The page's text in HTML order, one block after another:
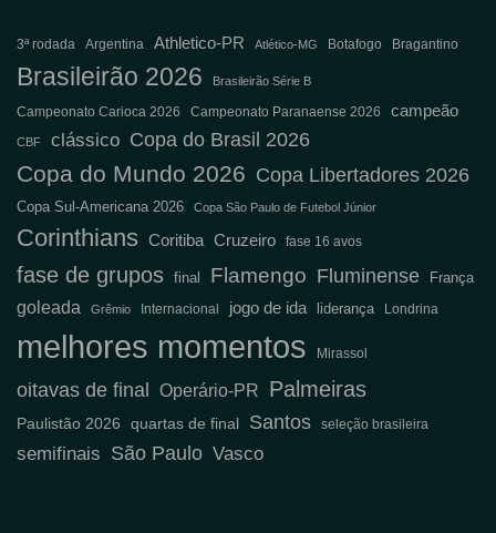
3ª rodada Argentina Athletico-PR Atlético-MG Botafogo Bragantino
Brasileirão 2026 Brasileirão Série B
Campeonato Carioca 2026 Campeonato Paranaense 2026 campeão
CBF clássico Copa do Brasil 2026
Copa do Mundo 2026 Copa Libertadores 2026
Copa Sul-Americana 2026 Copa São Paulo de Futebol Júnior
Corinthians Coritiba Cruzeiro fase 16 avos
fase de grupos final Flamengo Fluminense França
goleada Grêmio Internacional jogo de ida liderança Londrina
melhores momentos Mirassol
oitavas de final Operário-PR Palmeiras
Paulistão 2026 quartas de final Santos seleção brasileira
semifinais São Paulo Vasco